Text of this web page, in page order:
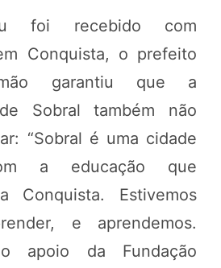
foi recebido com
Conquista, o prefeito
garantiu que a
Sobral também não
“Sobral é uma cidade
a educação que
Conquista. Estivemos
e aprendemos.
apoio da Fundação